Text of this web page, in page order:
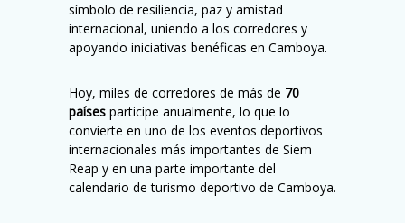
símbolo de resiliencia, paz y amistad
internacional, uniendo a los corredores y
apoyando iniciativas benéficas en Camboya.
Hoy, miles de corredores de más de 70
países participe anualmente, lo que lo
convierte en uno de los eventos deportivos
internacionales más importantes de Siem
Reap y en una parte importante del
calendario de turismo deportivo de Camboya.